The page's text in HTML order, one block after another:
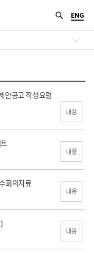
ENG
안공고 작성요령
내용
내용
회의자료
내용
내용